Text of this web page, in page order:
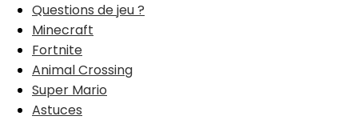
Questions de jeu ?
Minecraft
Fortnite
Animal Crossing
Super Mario
Astuces